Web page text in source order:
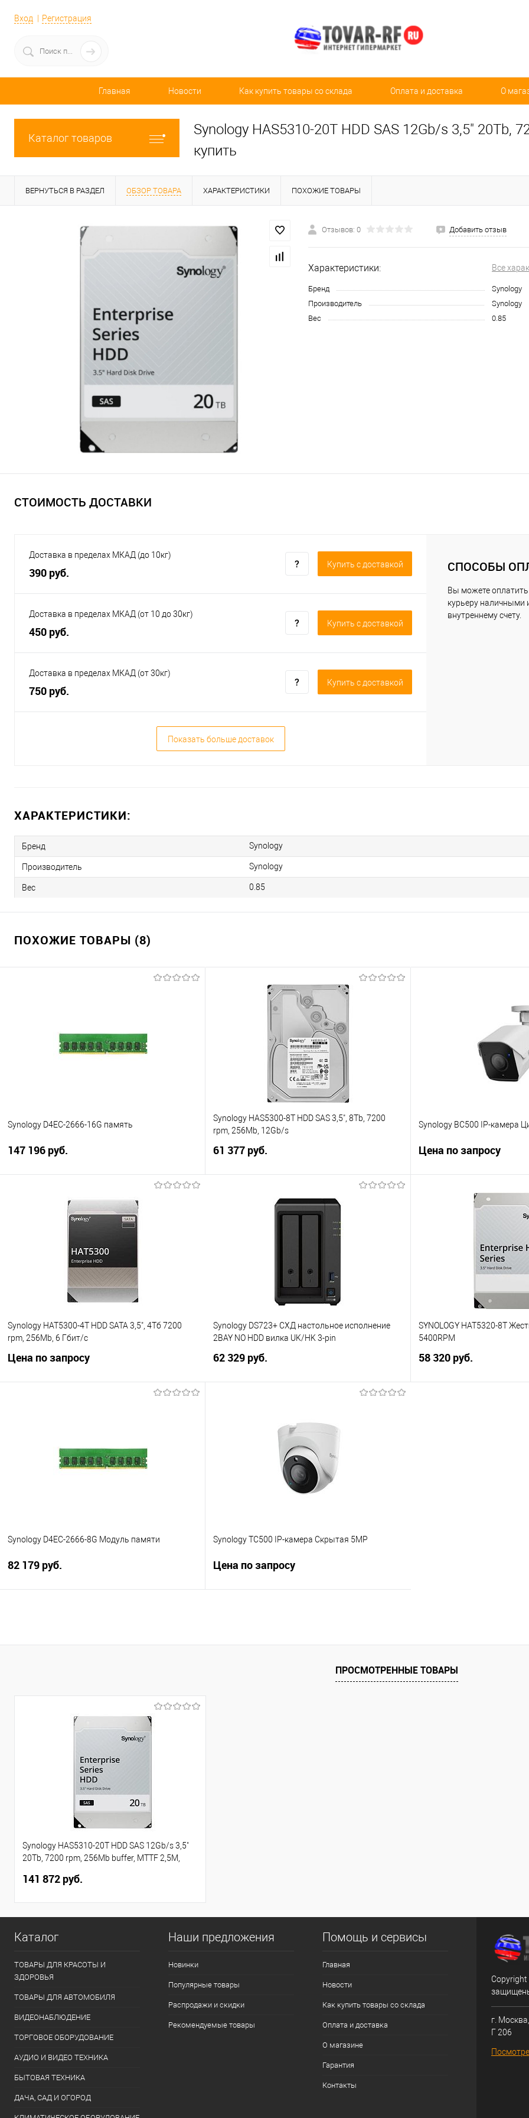
Вход Регистрация
Главная Новости Как купить товары со склада Оплата и доставка О
Каталог товаров
Synology HAS5310-20T HDD SAS 12Gb/s 3,5" 20Tb,
купить
ВЕРНУТЬСЯ В РАЗДЕЛ ОБЗОР ТОВАРА ХАРАКТЕРИСТИКИ ПОХОЖИЕ ТОВАРЫ
Отзывов: 0 Добавить отзыв
Характеристики: Все
Бренд
Synology
Производитель
Synology
Вес
0.85
СТОИМОСТЬ ДОСТАВКИ
Доставка в пределах МКАД (до 10кг)
390 руб.
Купить c доставкой
Доставка в пределах МКАД (от 10 до 30кг)
450 руб.
Купить c доставкой
Доставка в пределах МКАД (от 30кг)
750 руб.
Купить c доставкой
Показать больше доставок
СПОСОБЫ
Вы можете оплатить
курьеру наличными
внутреннему счету.
ХАРАКТЕРИСТИКИ:
Бренд Synology
Производитель Synology
Вес 0.85
ПОХОЖИЕ ТОВАРЫ (8)
Synology D4EC-2666-16G память
147 196 руб.
В корзину
Сравнение
Synology HAS5300-8T HDD SAS 3,5", 8Tb, 7200
rpm, 256Mb, 12Gb/s
61 377 руб.
В корзину
Сравнение
Synology BC500 IP-камера
Цена по запросу
Synology HAT5300-4T HDD SATA 3,5", 4Тб 7200
rpm, 256Mb, 6 Гбит/с
Цена по запросу
В избранное
Synology DS723+ СХД настольное исполнение
2BAY NO HDD вилка UK/HK 3-pin
62 329 руб.
Купить в 1 клик
SYNOLOGY HAT5320-8T
5400RPM
58 320 руб.
Synology D4EC-2666-8G Модуль памяти
82 179 руб.
Купить в 1 клик
Сравнение
Synology TC500 IP-камера Скрытая 5MP
Цена по запросу
Купить в 1 клик
Сравнение
ПРОСМОТРЕННЫЕ ТОВАРЫ
Synology HAS5310-20T HDD SAS 12Gb/s 3,5"
20Tb, 7200 rpm, 256Mb buffer, MTTF 2,5M,
141 872 руб.
Каталог
ТОВАРЫ ДЛЯ КРАСОТЫ И
ЗДОРОВЬЯ
ТОВАРЫ ДЛЯ АВТОМОБИЛЯ
ВИДЕОНАБЛЮДЕНИЕ
ТОРГОВОЕ ОБОРУДОВАНИЕ
АУДИО И ВИДЕО ТЕХНИКА
БЫТОВАЯ ТЕХНИКА
ДАЧА, САД И ОГОРОД
Наши предложения
Новинки
Популярные товары
Распродажи и скидки
Рекомендуемые товары
Помощь и сервисы
Главная
Новости
Как купить товары со склада
Оплата и доставка
О магазине
Гарантия
Контакты
Copyright
г.
Г 206